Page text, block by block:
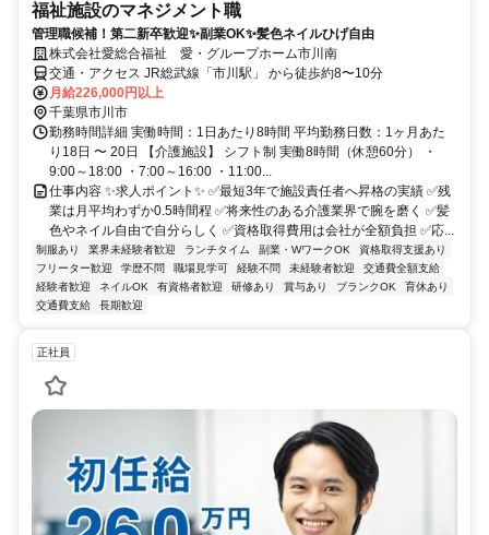
福祉施設のマネジメント職
管理職候補！第二新卒歓迎✨副業OK✨髪色ネイルひげ自由
株式会社愛総合福祉 愛・グループホーム市川南
交通・アクセス JR総武線「市川駅」 から徒歩約8〜10分
月給226,000円以上
千葉県市川市
勤務時間詳細 実働時間：1日あたり8時間 平均勤務日数：1ヶ月あた
り18日 〜 20日 【介護施設】 シフト制 実働8時間（休憩60分） ・
9:00～18:00 ・7:00～16:00 ・11:00...
仕事内容 ✨求人ポイント✨ ✅最短3年で施設責任者へ昇格の実績 ✅残
業は月平均わずか0.5時間程 ✅将来性のある介護業界で腕を磨く ✅髪
色やネイル自由で自分らしく ✅資格取得費用は会社が全額負担 ✅応...
制服あり 業界未経験者歓迎 ランチタイム 副業・WワークOK
資格取得支援あり
フリーター歓迎
学歴不問 職場見学可 経験不問 未経験者歓迎
交通費全額支給
経験者歓迎
ネイルOK 有資格者歓迎 研修あり 賞与あり ブランクOK
育休あり
交通費支給
長期歓迎
正社員